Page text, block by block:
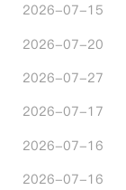
2026-07-15
2026-07-20
2026-07-27
2026-07-17
2026-07-16
2026-07-16